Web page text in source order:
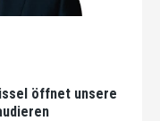
öffnet unsere